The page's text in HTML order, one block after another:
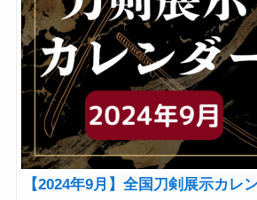
【2024年9月】全国刀剣展示カレ